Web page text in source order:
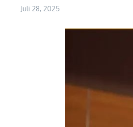
Juli 28, 2025